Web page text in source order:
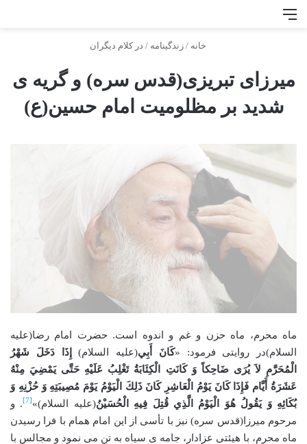
خانه / زندگینامه / در کلام دیگران
ميرزاى تبريزى(قدس سره) و گريه ى
شديد بر مظلوميت امام حسين(ع)
ماه محرم، ماه حزن و غم و اندوه است. حضرت امام رضا(عليه
السلام)در روايتى فرمود: «كَانَ أَبِي(عليه السلام)إِذَا دَخَلَ شَهْرُ
الْمُحَرَّمِ لاَ يُرَى ضَاحِكاً وَ كَانَتِ الْكِئَابَةُ تَغْلِبُ عَلَيْهِ حَتَّى يَمْضِيَ مِنْهُ
عَشَرَةُ أَيَّام فَإِذَا كَانَ يَوْمُ الْعَاشِرِ كَانَ ذَلِكَ الْيَوْمُ يَوْمَ مُصِيبَتِهِ وَ حُزْنِهِ وَ
بُكَائِهِ وَ يَقُولُ هُوَ الْيَوْمُ الَّذِي قُتِلَ فِيهِ الْحُسَيْنُ(عليه السلام)»[7]
. و
مرحوم ميرزا(قدس سره) نيز با تأسى از اين امام همام با فرا رسيدن
ماه محرم، با هيئتى عزادار، جامه ى سياه به تن مى نمود و مجالس با